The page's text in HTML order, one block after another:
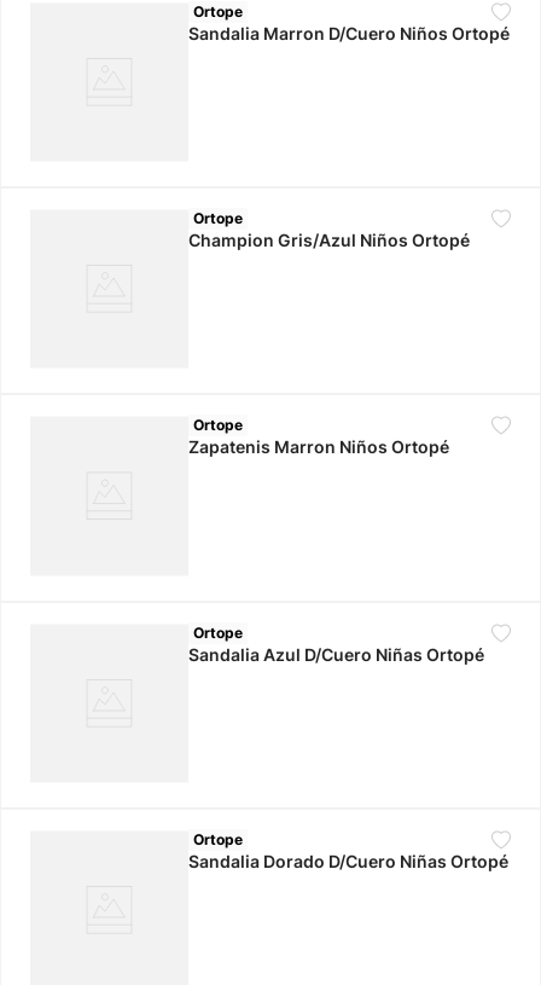
Ortope
Sandalia Marron D/Cuero Niños Ortopé
Ortope
Champion Gris/Azul Niños Ortopé
Ortope
Zapatenis Marron Niños Ortopé
Ortope
Sandalia Azul D/Cuero Niñas Ortopé
Ortope
Sandalia Dorado D/Cuero Niñas Ortopé